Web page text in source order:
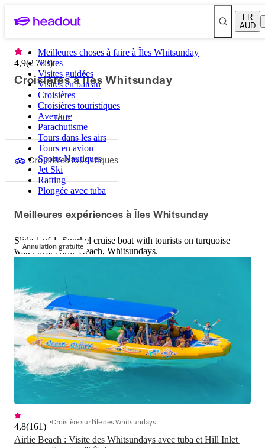
FR
AUD
Meilleures choses à faire à Îles Whitsunday
Visites
Visites guidées
Visites en bateau
Croisières
Croisières touristiques
Aventure
Parachutisme
Tours dans les airs
Tours en avion
Sports Nautiques
Jet Ski
Rafting
Plongée avec tuba
4,9(2 783)
Croisières à Îles Whitsunday
Tout
Croisières touristiques
Meilleures expériences à Îles Whitsunday
Annulation gratuite
Slide 1 of 1, Snorkel cruise boat with tourists on turquoise
water near Airlie Beach, Whitsundays.
Airlie Beach : Visite des Whitsundays avec tuba et Hill Inlet
4,8(161) Croisière sur l'île des Whitsundays